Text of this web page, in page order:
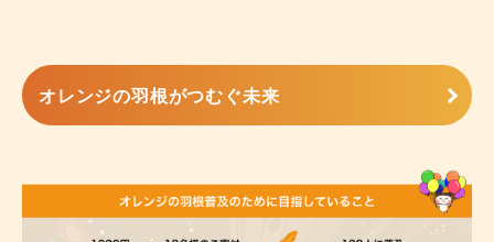
オレンジの羽根がつむぐ未来